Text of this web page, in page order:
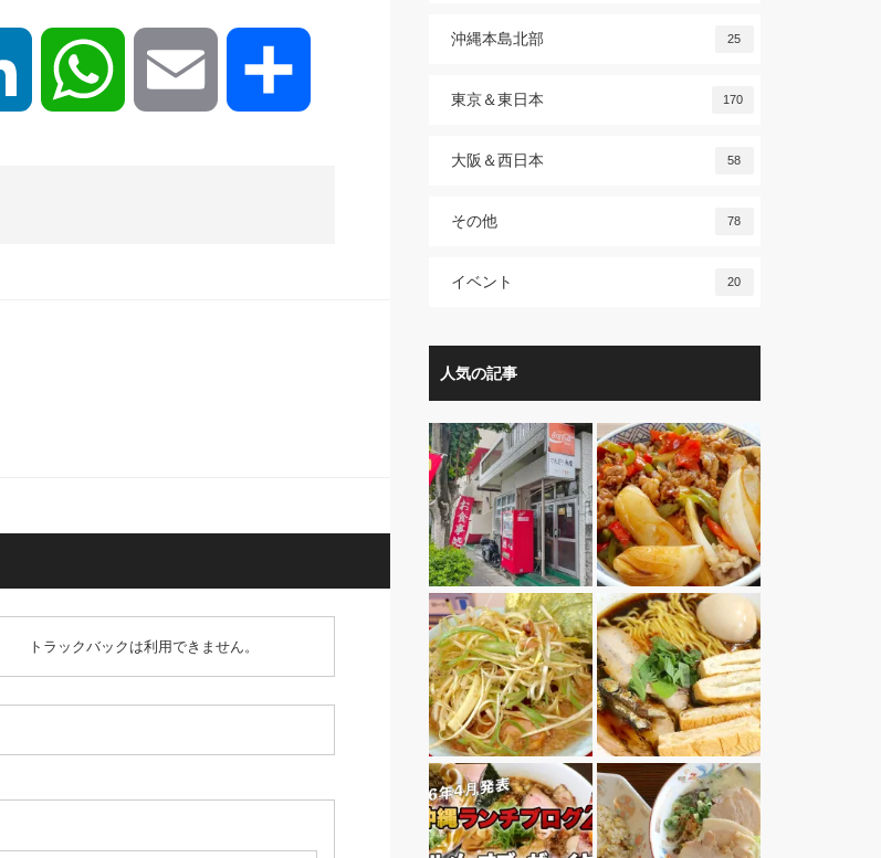
LinkedIn WhatsApp Email
トラックバックは利用できません。
沖縄本島北部 25
東京＆東日本 170
大阪＆西日本 58
その他 78
イベント 20
人気の記事